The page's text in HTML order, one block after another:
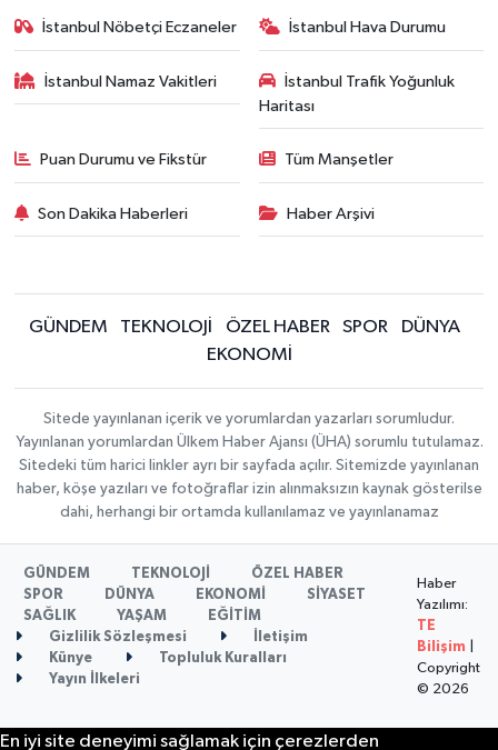
İstanbul Nöbetçi Eczaneler İstanbul Hava Durumu
İstanbul Namaz Vakitleri
İstanbul Trafik Yoğunluk
Haritası
Puan Durumu ve Fikstür Tüm Manşetler
Son Dakika Haberleri Haber Arşivi
GÜNDEM TEKNOLOJİ ÖZEL HABER SPOR
DÜNYA
EKONOMİ
Sitede yayınlanan içerik ve yorumlardan yazarları sorumludur.
Yayınlanan yorumlardan Ülkem Haber Ajansı (ÜHA) sorumlu tutulamaz.
Sitedeki tüm harici linkler ayrı bir sayfada açılır. Sitemizde yayınlanan
haber, köşe yazıları ve fotoğraflar izin alınmaksızın kaynak gösterilse
dahi, herhangi bir ortamda kullanılamaz ve yayınlanamaz
GÜNDEM TEKNOLOJİ
ÖZEL HABER
SPOR
DÜNYA EKONOMİ
SİYASET
SAĞLIK
YAŞAM
EĞİTİM
Gizlilik Sözleşmesi
İletişim
Künye
Topluluk Kuralları
Yayın İlkeleri
Haber
Yazılımı:
TE
Bilişim
Copyright
© 2026
En iyi site deneyimi sağlamak için çerezlerden